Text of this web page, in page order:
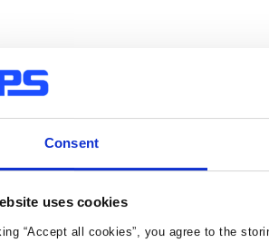
Consent
uses cookies
“Accept all cookies”, you agree to the